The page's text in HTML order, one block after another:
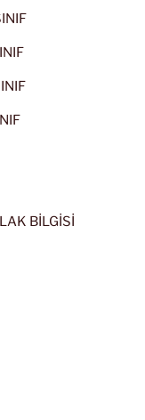
BİLGİSİ